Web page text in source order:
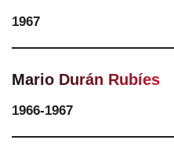
1967
Mario Durán Rubíes
1966-1967